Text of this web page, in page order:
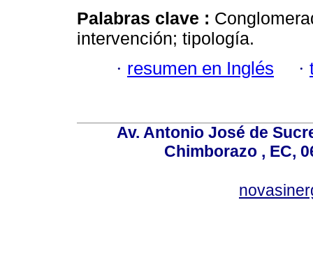
Palabras clave :
intervención; tipología.
· resumen en Inglés ·
Av. Antonio José de
Chimborazo , EC,